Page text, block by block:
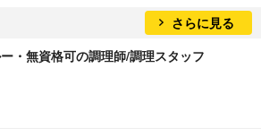
さらに見る
・無資格可の調理師/調理スタッフ